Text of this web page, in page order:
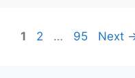
Page
1 Page
2 … Page
95 Next